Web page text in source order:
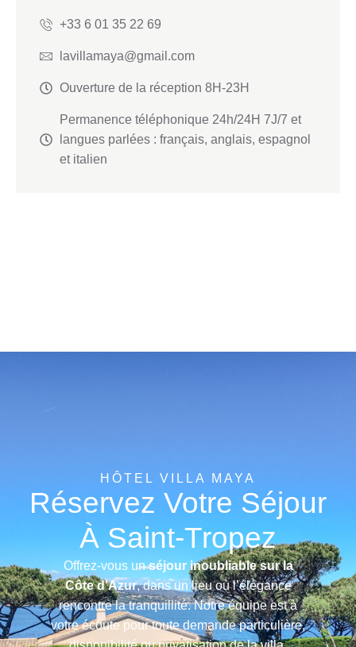
+33 6 01 35 22 69
lavillamaya@gmail.com
Ouverture de la réception 8H-23H
Permanence téléphonique 24h/24H 7J/7 et
langues parlées : français, anglais, espagnol
et italien
HÔTEL VILLA MAYA
Réservez Votre Séjour
À Saint-Tropez
Offrez-vous unséjour inoubliable sur la
Côte d’Azur, dans un lieu où l’élégance
rencontre la tranquillité. Notre équipe est à
votre écoute pour toute demande particulière,